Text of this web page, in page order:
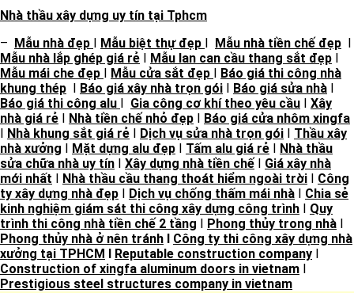
Nhà thầu xây dựng uy tín tại Tphcm
– Mẫu nhà đẹp I Mẫu biệt thự đẹp I Mẫu nhà tiền chế đẹp I
Mẫu nhà lắp ghép giá rẻ I Mẫu lan can cầu thang sắt đẹp I
Mẫu mái che đẹp I Mẫu cửa sắt đẹp I Báo giá thi công nhà
khung thép I Báo giá xây nhà trọn gói I Báo giá sửa nhà I
Báo giá thi công alu I Gia công cơ khí theo yêu cầu I Xây
nhà giá rẻ I Nhà tiền chế nhỏ đẹp I Báo giá cửa nhôm xingfa
I Nhà khung sắt giá rẻ I Dịch vụ sửa nhà trọn gói I Thầu xây
nhà xưởng I Mặt dựng alu đẹp I Tấm alu giá rẻ I Nhà thầu
sửa chữa nhà uy tín I Xây dựng nhà tiền chế I Giá xây nhà
mới nhất I Nhà thầu cầu thang thoát hiểm ngoài trời I Công
ty xây dựng nhà đẹp I Dịch vụ chống thấm mái nhà I Chia sẻ
kinh nghiệm giám sát thi công xây dựng công trình I Quy
trình thi công nhà tiền chế 2 tầng I Phong thủy trong nhà I
Phong thủy nhà ở nên tránh I Công ty thi công xây dựng nhà
xưởng tại TPHCM I Reputable construction company I
Construction of xingfa aluminum doors in vietnam I
Prestigious steel structures company in vietnam